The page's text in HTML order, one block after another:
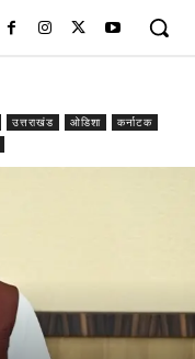
उत्तराखंड ओडिशा
कर्नाटक